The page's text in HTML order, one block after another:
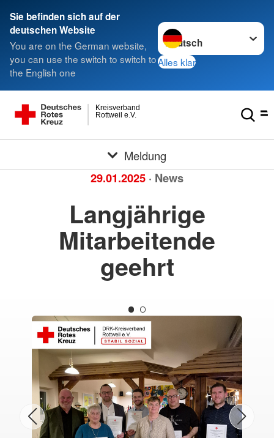
Sie befinden sich auf der
deutschen Website
You are on the German website,
you can use the switch to switch to
the English one
Sprache wechseln zu
Alles klar
Rottweil e.V.
Kreisverband
Meldung
29.01.2025 · News
Langjährige
Mitarbeitende
geehrt